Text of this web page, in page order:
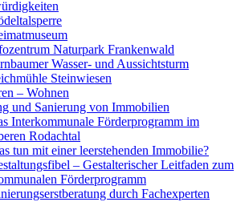
Naturpark Frankenwald
Wasser- und Aussichtsturm
Steinwiesen
– Wohnen
und Sanierung von Immobilien
Interkommunale Förderprogramm im
Rodachtal
tun mit einer leerstehenden Immobilie?
– Gestalterischer Leitfaden zum
Förderprogramm
durch Fachexperten